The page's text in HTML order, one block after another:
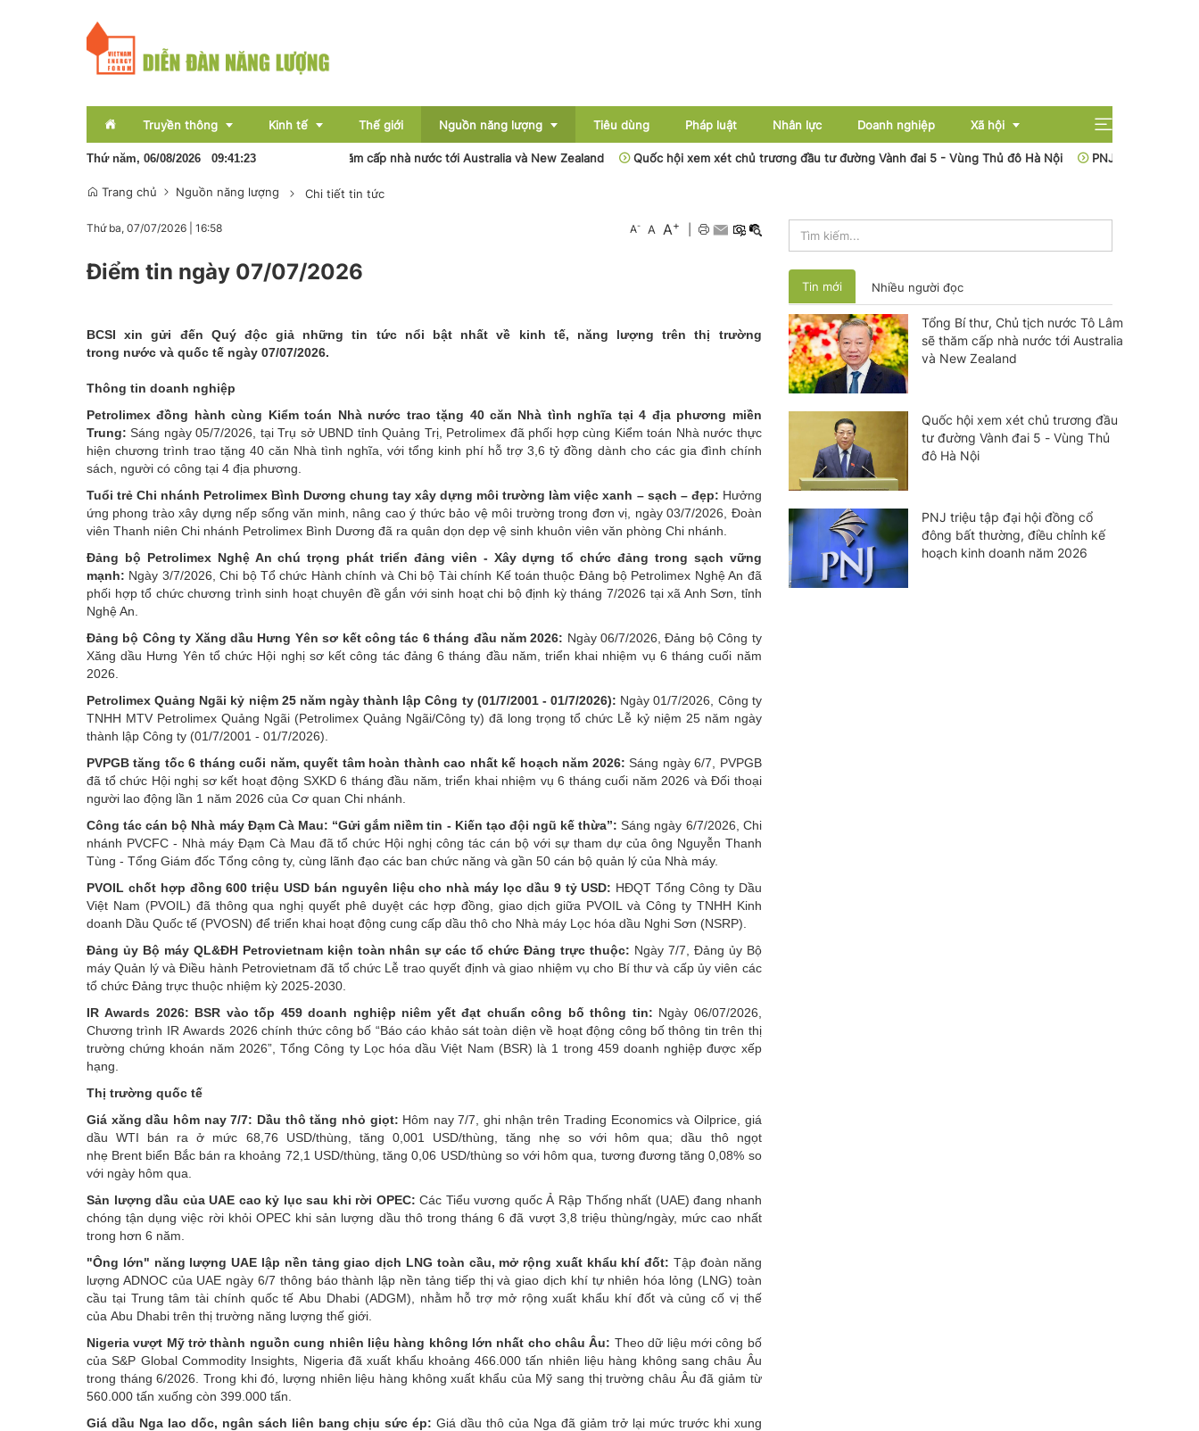
Truyền thông Kinh tế
Bất động sản
Emagazine
Thế giới Nguồn năng lượng
Năng lượng mới
Tiêu dùng Pháp luật Nhân lực Doanh nghiệp Xã hội
Tổng Bí thư, Chủ tịch nước Tô Lâm sẽ thăm cấp nhà nước tới Australia và New Zealand Quốc hội xem xét chủ trương đầu tư đường Vành đai 5 - Vùng Thủ đô Hà Nội PNJ triệu tập đại hội
Thứ năm, 06/08/2026 09:41:23
Trang chủ Nguồn năng lượng Chi tiết tin tức
Thứ ba, 07/07/2026 16:58 A- A A+
Điểm tin ngày 07/07/2026
BCSI xin gửi đến Quý độc giả những tin tức nổi bật nhất về kinh tế, năng lượng trên thị trường
trong nước và quốc tế ngày 07/07/2026.
Thông tin doanh nghiệp
Petrolimex đồng hành cùng Kiểm toán Nhà nước trao tặng 40 căn Nhà tình nghĩa tại 4 địa phương miền
Trung: Sáng ngày 05/7/2026, tại Trụ sở UBND tỉnh Quảng Trị, Petrolimex đã phối hợp cùng Kiểm toán Nhà nước thực
hiện chương trình trao tặng 40 căn Nhà tình nghĩa, với tổng kinh phí hỗ trợ 3,6 tỷ đồng dành cho các gia đình chính
sách, người có công tại 4 địa phương.
Tuổi trẻ Chi nhánh Petrolimex Bình Dương chung tay xây dựng môi trường làm việc xanh – sạch – đẹp: Hưởng
ứng phong trào xây dựng nếp sống văn minh, nâng cao ý thức bảo vệ môi trường trong đơn vị, ngày 03/7/2026, Đoàn
viên Thanh niên Chi nhánh Petrolimex Bình Dương đã ra quân dọn dẹp vệ sinh khuôn viên văn phòng Chi nhánh.
Đảng bộ Petrolimex Nghệ An chú trọng phát triển đảng viên - Xây dựng tổ chức đảng trong sạch vững
mạnh: Ngày 3/7/2026, Chi bộ Tổ chức Hành chính và Chi bộ Tài chính Kế toán thuộc Đảng bộ Petrolimex Nghệ An đã
phối hợp tổ chức chương trình sinh hoạt chuyên đề gắn với sinh hoạt chi bộ định kỳ tháng 7/2026 tại xã Anh Sơn, tỉnh
Nghệ An.
Đảng bộ Công ty Xăng dầu Hưng Yên sơ kết công tác 6 tháng đầu năm 2026: Ngày 06/7/2026, Đảng bộ Công ty
Xăng dầu Hưng Yên tổ chức Hội nghị sơ kết công tác đảng 6 tháng đầu năm, triển khai nhiệm vụ 6 tháng cuối năm
2026.
Petrolimex Quảng Ngãi kỷ niệm 25 năm ngày thành lập Công ty (01/7/2001 - 01/7/2026): Ngày 01/7/2026, Công ty
TNHH MTV Petrolimex Quảng Ngãi (Petrolimex Quảng Ngãi/Công ty) đã long trọng tổ chức Lễ kỷ niệm 25 năm ngày
thành lập Công ty (01/7/2001 - 01/7/2026).
PVPGB tăng tốc 6 tháng cuối năm, quyết tâm hoàn thành cao nhất kế hoạch năm 2026: Sáng ngày 6/7, PVPGB
đã tổ chức Hội nghị sơ kết hoạt động SXKD 6 tháng đầu năm, triển khai nhiệm vụ 6 tháng cuối năm 2026 và Đối thoại
người lao động lần 1 năm 2026 của Cơ quan Chi nhánh.
Công tác cán bộ Nhà máy Đạm Cà Mau: “Gửi gắm niềm tin - Kiến tạo đội ngũ kế thừa”: Sáng ngày 6/7/2026, Chi
nhánh PVCFC - Nhà máy Đạm Cà Mau đã tổ chức Hội nghị công tác cán bộ với sự tham dự của ông Nguyễn Thanh
Tùng - Tổng Giám đốc Tổng công ty, cùng lãnh đạo các ban chức năng và gần 50 cán bộ quản lý của Nhà máy.
PVOIL chốt hợp đồng 600 triệu USD bán nguyên liệu cho nhà máy lọc dầu 9 tỷ USD: HĐQT Tổng Công ty Dầu
Việt Nam (PVOIL) đã thông qua nghị quyết phê duyệt các hợp đồng, giao dịch giữa PVOIL và Công ty TNHH Kinh
doanh Dầu Quốc tế (PVOSN) để triển khai hoạt động cung cấp dầu thô cho Nhà máy Lọc hóa dầu Nghi Sơn (NSRP).
Đảng ủy Bộ máy QL&ĐH Petrovietnam kiện toàn nhân sự các tổ chức Đảng trực thuộc: Ngày 7/7, Đảng ủy Bộ
máy Quản lý và Điều hành Petrovietnam đã tổ chức Lễ trao quyết định và giao nhiệm vụ cho Bí thư và cấp ủy viên các
tổ chức Đảng trực thuộc nhiệm kỳ 2025-2030.
IR Awards 2026: BSR vào tốp 459 doanh nghiệp niêm yết đạt chuẩn công bố thông tin: Ngày 06/07/2026,
Chương trình IR Awards 2026 chính thức công bố “Báo cáo khảo sát toàn diện về hoạt động công bố thông tin trên thị
trường chứng khoán năm 2026”, Tổng Công ty Lọc hóa dầu Việt Nam (BSR) là 1 trong 459 doanh nghiệp được xếp
hạng.
Thị trường quốc tế
Giá xăng dầu hôm nay 7/7: Dầu thô tăng nhỏ giọt: Hôm nay 7/7, ghi nhận trên Trading Economics và Oilprice, giá
dầu WTI bán ra ở mức 68,76 USD/thùng, tăng 0,001 USD/thùng, tăng nhẹ so với hôm qua; dầu thô ngọt
nhẹ Brent biển Bắc bán ra khoảng 72,1 USD/thùng, tăng 0,06 USD/thùng so với hôm qua, tương đương tăng 0,08% so
với ngày hôm qua.
Sản lượng dầu của UAE cao kỷ lục sau khi rời OPEC:Các Tiểu vương quốc Ả Rập Thống nhất (UAE) đang nhanh
chóng tận dụng việc rời khỏi OPEC khi sản lượng dầu thô trong tháng 6 đã vượt 3,8 triệu thùng/ngày, mức cao nhất
trong hơn 6 năm.
"Ông lớn" năng lượng UAE lập nền tảng giao dịch LNG toàn cầu, mở rộng xuất khẩu khí đốt:Tập đoàn năng
lượng ADNOC của UAE ngày 6/7 thông báo thành lập nền tảng tiếp thị và giao dịch khí tự nhiên hóa lỏng (LNG) toàn
cầu tại Trung tâm tài chính quốc tế Abu Dhabi (ADGM), nhằm hỗ trợ mở rộng xuất khẩu khí đốt và củng cố vị thế
của Abu Dhabi trên thị trường năng lượng thế giới.
Nigeria vượt Mỹ trở thành nguồn cung nhiên liệu hàng không lớn nhất cho châu Âu: Theo dữ liệu mới công bố
của S&P Global Commodity Insights, Nigeria đã xuất khẩu khoảng 466.000 tấn nhiên liệu hàng không sang châu Âu
trong tháng 6/2026. Trong khi đó, lượng nhiên liệu hàng không xuất khẩu của Mỹ sang thị trường châu Âu đã giảm từ
560.000 tấn xuống còn 399.000 tấn.
Giá dầu Nga lao dốc, ngân sách liên bang chịu sức ép: Giá dầu thô của Nga đã giảm trở lại mức trước khi xung
Tin mới Nhiều người đọc
Tổng Bí thư, Chủ tịch nước Tô Lâm
sẽ thăm cấp nhà nước tới Australia
và New Zealand
Quốc hội xem xét chủ trương đầu
tư đường Vành đai 5 - Vùng Thủ
đô Hà Nội
PNJ triệu tập đại hội đồng cổ
đông bất thường, điều chỉnh kế
hoạch kinh doanh năm 2026